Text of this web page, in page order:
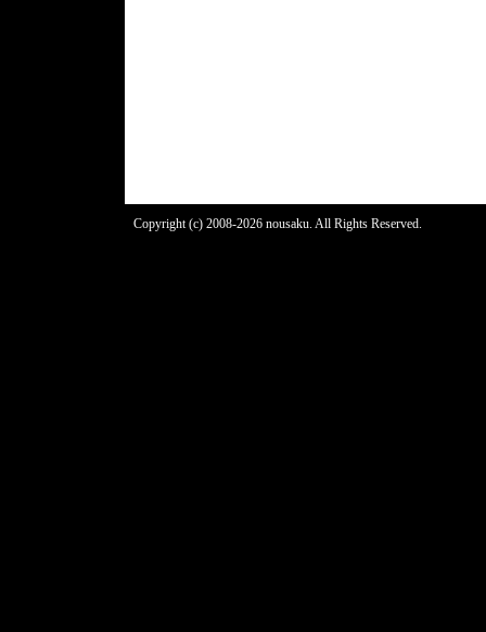
Copyright (c) 2008-2026 nousaku. All Rights Reserved.